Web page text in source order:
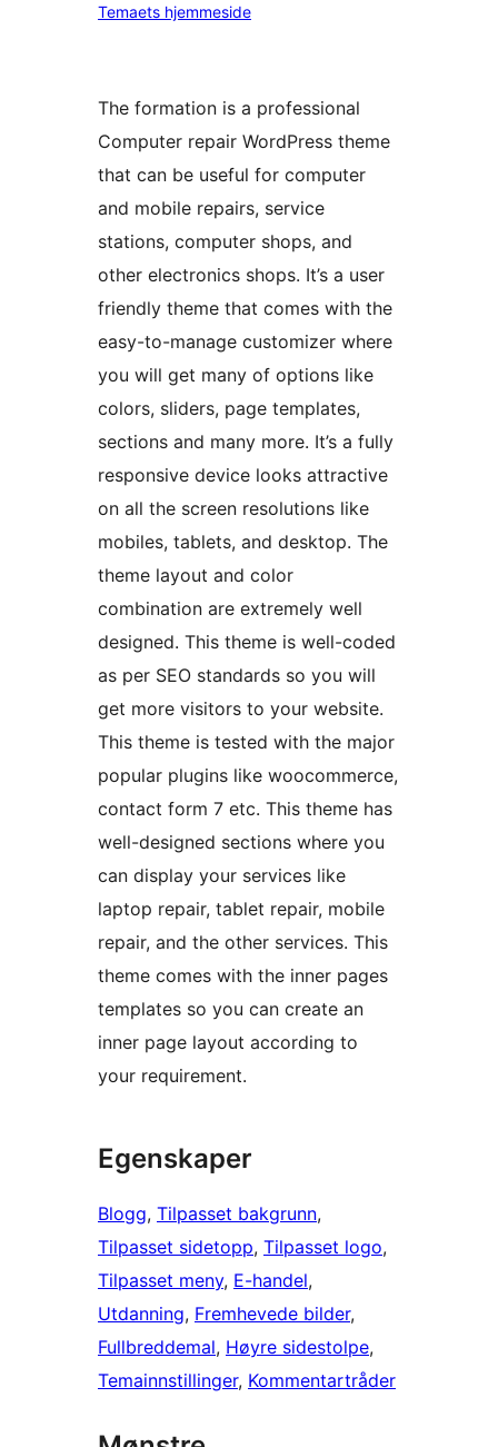
Temaets hjemmeside
The formation is a professional
Computer repair WordPress theme
that can be useful for computer
and mobile repairs, service
stations, computer shops, and
other electronics shops. It’s a user
friendly theme that comes with the
easy-to-manage customizer where
you will get many of options like
colors, sliders, page templates,
sections and many more. It’s a fully
responsive device looks attractive
on all the screen resolutions like
mobiles, tablets, and desktop. The
theme layout and color
combination are extremely well
designed. This theme is well-coded
as per SEO standards so you will
get more visitors to your website.
This theme is tested with the major
popular plugins like woocommerce,
contact form 7 etc. This theme has
well-designed sections where you
can display your services like
laptop repair, tablet repair, mobile
repair, and the other services. This
theme comes with the inner pages
templates so you can create an
inner page layout according to
your requirement.
Egenskaper
Blogg, Tilpasset bakgrunn
Tilpasset sidetopp, Tilpasset logo
Tilpasset meny, E-handel
Utdanning, Fremhevede bilder
Fullbreddemal, Høyre sidestolpe
Temainnstillinger, Kommentartråder